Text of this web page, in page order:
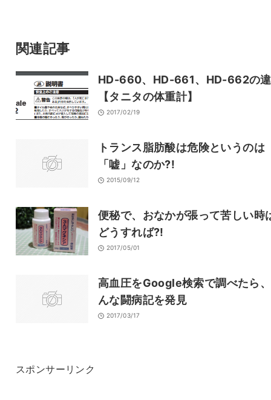
サイト
関連記事
HD-660、HD-661、HD-662の
【タニタの体重計】
2017/02/19
トランス脂肪酸は危険というのは
「嘘」なのか?!
2015/09/12
便秘で、おなかが張って苦しい時
どうすれば?!
2017/05/01
高血圧をGoogle検索で調べたら
んな闘病記を発見
2017/03/17
スポンサーリンク